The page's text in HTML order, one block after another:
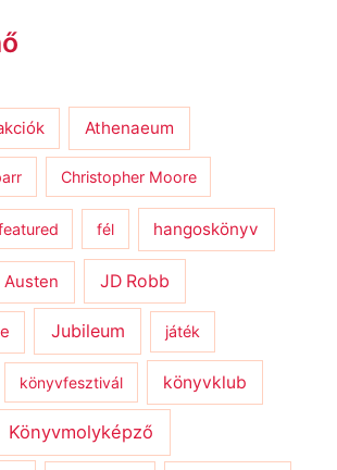
Athenaeum
Christopher Moore
fél hangoskönyv
Austen JD Robb
Jubileum játék
könyvfesztivál könyvklub
Könyvmolyképző